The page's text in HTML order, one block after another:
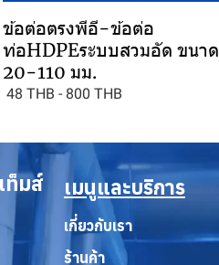
ข้อต่อตรงพีอี-ข้อต่อ
ท่อHDPEระบบสวมอัด ขนาด
20-110 มม.
48 THB - 800 THB
ท็มส์ เมนูและบริการ
เกี่ยวกับเรา
ร้านค้า